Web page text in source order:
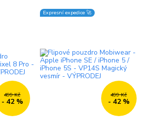
499 Kč
- 42 %
Expresní expedice 🚀
499 Kč
- 42 %